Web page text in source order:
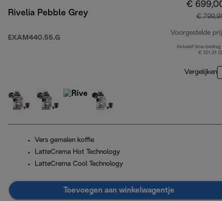
Rivelia Pebble Grey
EXAM440.55.G
€
€
Voorgestelde
Inclusief btw-bedrag
€ 121,31
Vergelijken
Vers gemalen koffie
LatteCrema Hot Technology
LatteCrema Cool Technology
Toevoegen aan winkelwagentje